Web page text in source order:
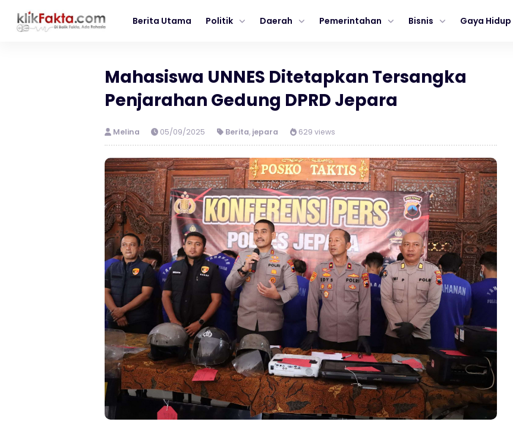
Berita Utama Politik Daerah Pemerintahan Bisnis Gaya Hidup
Mahasiswa UNNES Ditetapkan Tersangka
Penjarahan Gedung DPRD Jepara
Melina 05/09/2025 Berita, jepara 629 views